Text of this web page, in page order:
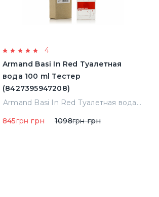
4
Armand Basi In Red Туалетная
вода 100 ml Тестер
(8427395947208)
Armand Basi In Red Туалетная вода 100 ml Тестер (8427395947208)
845грн грн 1098грнгрн